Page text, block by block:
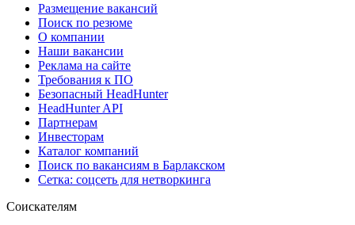
Размещение вакансий
Поиск по резюме
О компании
Наши вакансии
Реклама на сайте
Требования к ПО
Безопасный HeadHunter
HeadHunter API
Партнерам
Инвесторам
Каталог компаний
Поиск по вакансиям в Барлакском
Сетка: соцсеть для нетворкинга
Соискателям